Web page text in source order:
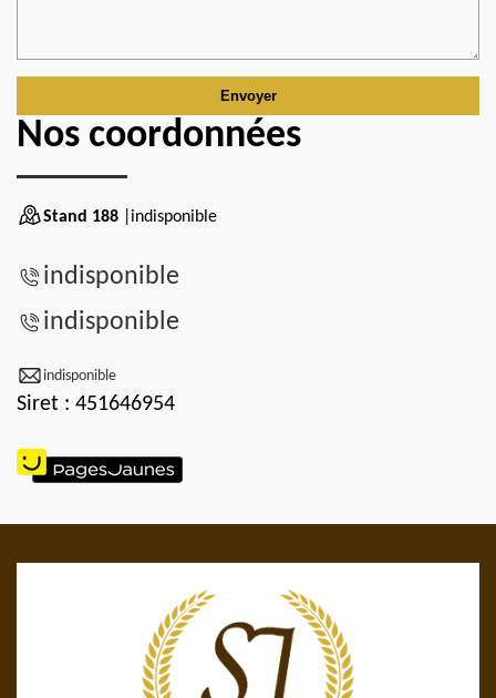
Nos coordonnées
Stand 188 |indisponible
indisponible
indisponible
indisponible
Siret : 451646954